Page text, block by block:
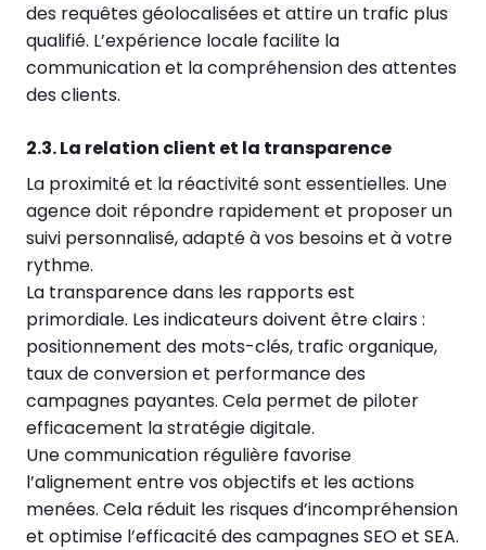
des requêtes géolocalisées et attire un trafic plus
qualifié. L’expérience locale facilite la
communication et la compréhension des attentes
des clients.
2.3. La relation client et la transparence
La proximité et la réactivité sont essentielles. Une
agence doit répondre rapidement et proposer un
suivi personnalisé, adapté à vos besoins et à votre
rythme.
La transparence dans les rapports est
primordiale. Les indicateurs doivent être clairs :
positionnement des mots-clés, trafic organique,
taux de conversion et performance des
campagnes payantes. Cela permet de piloter
efficacement la stratégie digitale.
Une communication régulière favorise
l’alignement entre vos objectifs et les actions
menées. Cela réduit les risques d’incompréhension
et optimise l’efficacité des campagnes SEO et SEA.